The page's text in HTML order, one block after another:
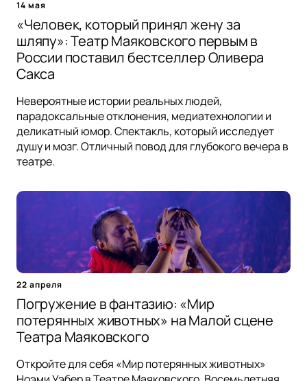
14 мая
«Человек, который принял жену за
шляпу»: Театр Маяковского первым в
России поставил бестселлер Оливера
Сакса
Невероятные истории реальных людей,
парадоксальные отклонения, медиатехнологии и
деликатный юмор. Спектакль, который исследует
душу и мозг. Отличный повод для глубокого вечера в
театре.
22 апреля
Погружение в фантазию: «Мир
потерянных животных» на Малой сцене
Театра Маяковского
Откройте для себя «Мир потерянных животных»